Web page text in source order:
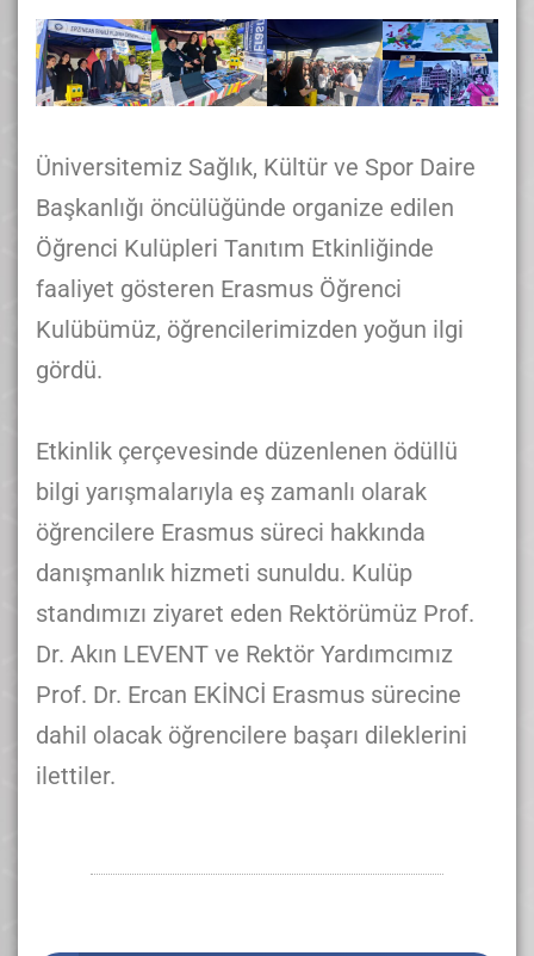
Üniversitemiz Sağlık, Kültür ve Spor Daire
Başkanlığı öncülüğünde organize edilen
Öğrenci Kulüpleri Tanıtım Etkinliğinde
faaliyet gösteren Erasmus Öğrenci
Kulübümüz, öğrencilerimizden yoğun ilgi
gördü.
Etkinlik çerçevesinde düzenlenen ödüllü
bilgi yarışmalarıyla eş zamanlı olarak
öğrencilere Erasmus süreci hakkında
danışmanlık hizmeti sunuldu. Kulüp
standımızı ziyaret eden Rektörümüz Prof.
Dr. Akın LEVENT ve Rektör Yardımcımız
Prof. Dr. Ercan EKİNCİ Erasmus sürecine
dahil olacak öğrencilere başarı dileklerini
ilettiler.